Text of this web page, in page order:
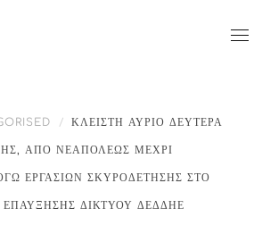
ΚΛΕΙΣΤΉ ΑΎΡΙΟ ΔΕΥΤΈΡΑ
ΑΠΌ ΝΕΑΠΌΛΕΩΣ ΜΈΧΡΙ
ΕΡΓΑΣΙΏΝ ΣΚΥΡΟΔΈΤΗΣΗΣ ΣΤΟ
ΔΙΚΤΎΟΥ ΔΕΔΔΗΕ